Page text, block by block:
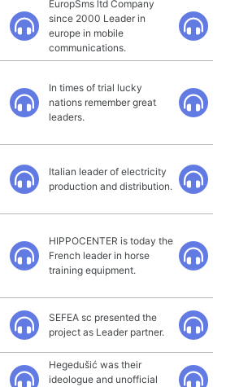
EuropSms ltd Company
since 2000 Leader in
europe in mobile
communications.
In times of trial lucky
nations remember great
leaders.
Italian leader of electricity
production and distribution.
HIPPOCENTER is today the
French leader in horse
training equipment.
SEFEA sc presented the
project as Leader partner.
Hegedušić was their
ideologue and unofficial